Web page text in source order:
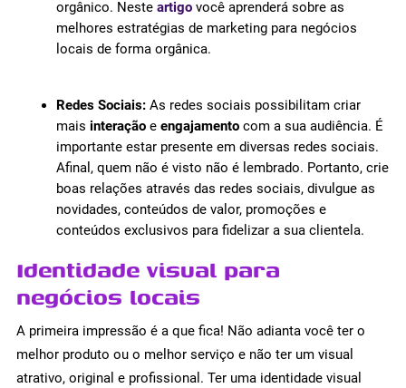
orgânico. Neste artigovocê aprenderá sobre as
melhores estratégias de marketing para negócios
locais de forma orgânica.
Redes Sociais:As redes sociais possibilitam criar
mais interação e engajamento com a sua audiência. É
importante estar presente em diversas redes sociais.
Afinal, quem não é visto não é lembrado. Portanto, crie
boas relações através das redes sociais, divulgue as
novidades, conteúdos de valor, promoções e
conteúdos exclusivos para fidelizar a sua clientela.
Identidade visual para
negócios locais
A primeira impressão é a que fica! Não adianta você ter o
melhor produto ou o melhor serviço e não ter um visual
atrativo, original e profissional. Ter uma identidade visual